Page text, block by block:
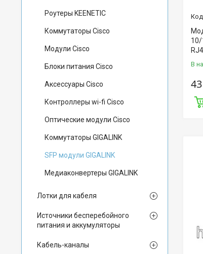
10/
В
Роутеры KEENETIC
Коммутаторы Cisco
Модули Cisco
Блоки питания Cisco
Аксессуары Cisco
Контроллеры wi-fi Cisco
Оптические модули Cisco
Коммутаторы GIGALINK
SFP модули GIGALINK
Медиаконвертеры GIGALINK
Лотки для кабеля
Источники бесперебойного
питания и аккумуляторы
Кабель-каналы